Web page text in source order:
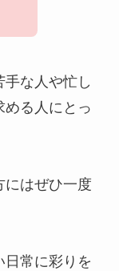
な人や忙し
める人にとっ
にはぜひ一度
日常に彩りを